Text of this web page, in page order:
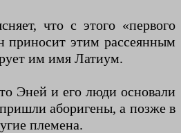
что с этого «первого
приносит этим рассеянным
им имя Латиум.
Эней и его люди основали
аборигены, а позже в
племена.